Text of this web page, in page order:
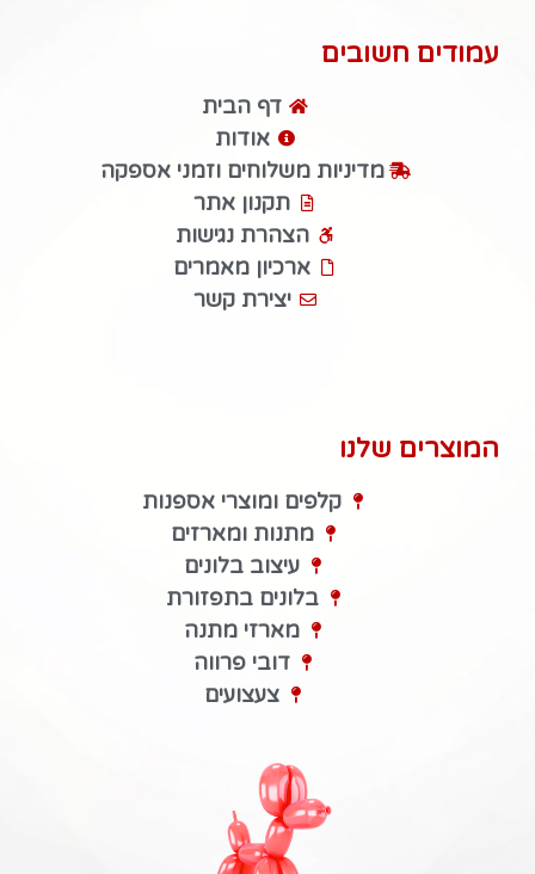
עמודים חשובים
דף הבית
אודות
מדיניות משלוחים וזמני אספקה
תקנון אתר
הצהרת נגישות
ארכיון מאמרים
יצירת קשר
המוצרים שלנו
קלפים ומוצרי אספנות
מתנות ומארזים
עיצוב בלונים
בלונים בתפזורת
מארזי מתנה
דובי פרווה
צעצועים